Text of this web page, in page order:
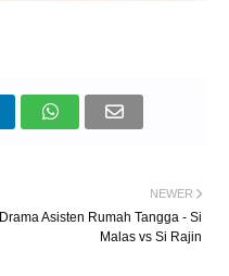
NEWER
Drama Asisten Rumah Tangga - Si
Malas vs Si Rajin